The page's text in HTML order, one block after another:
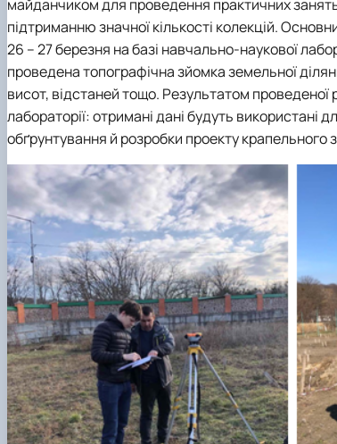
майданчиком для проведення практичних
підтриманню значної кількості колекцій.
26 – 27 березня на базі навчально-наукової
проведена топографічна зйомка земельної
висот, відстаней тощо. Результатом
лабораторії: отримані дані будуть використані
обґрунтування й розробки проекту крапельного